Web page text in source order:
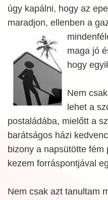
úgy kapálni, hogy az
maradjon, ellenben a
maga jó
hogy
Nem
lehet a
postaládába, mielőtt a
barátságos házi
bizony a napsütötte
kezem forráspontjával
Nem csak azt tanultam